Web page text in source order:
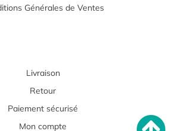
Générales de Ventes
Livraison
Retour
Paiement sécurisé
Mon compte